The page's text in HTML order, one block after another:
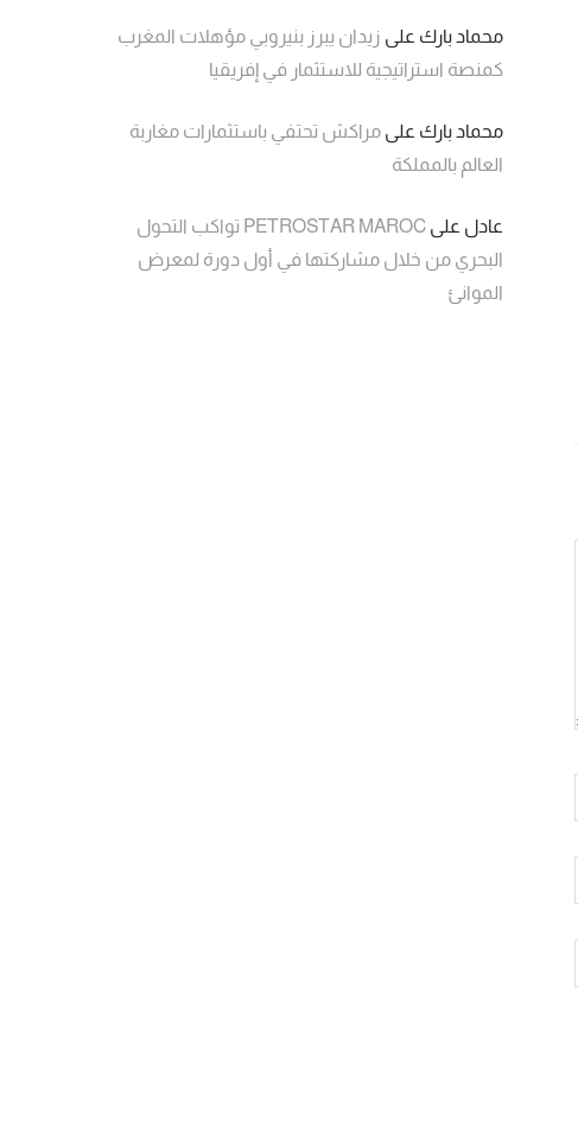
محماد بارك على زيدان يبرز بنيروبي مؤهلات المغرب
كمنصة استراتيجية للاستثمار في إفريقيا
محماد بارك على مراكش تحتفي باستثمارات مغاربة
العالم بالمملكة
عادل على
PETROSTAR MAROC تواكب التحول
البحري من خلال مشاركتها في أول دورة لمعرض
الموانئ